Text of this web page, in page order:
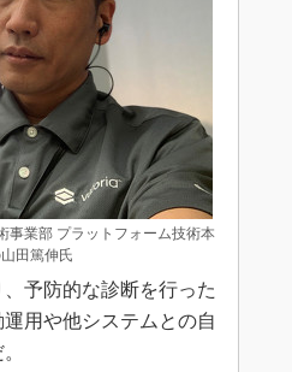
事業部 プラットフォーム技術本
田篤伸氏
予防的な診断を行った
用や他システムとの自